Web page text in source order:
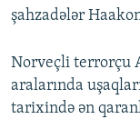
şahzadələr
Norveçli terrorçu
aralarında
tarixində ən